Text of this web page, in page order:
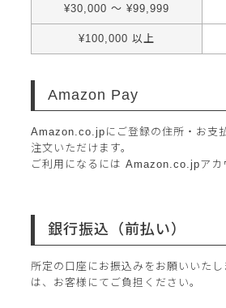
¥30,000 ～ ¥99,999
¥100,000 以上
Amazon Pay
Amazon.co.jpにご登録の住所・お支
注文いただけます。
ご利用になるには Amazon.co.jpアカ
銀行振込（前払い）
所定の口座にお振込みをお願いいた
は、お客様にてご負担ください。